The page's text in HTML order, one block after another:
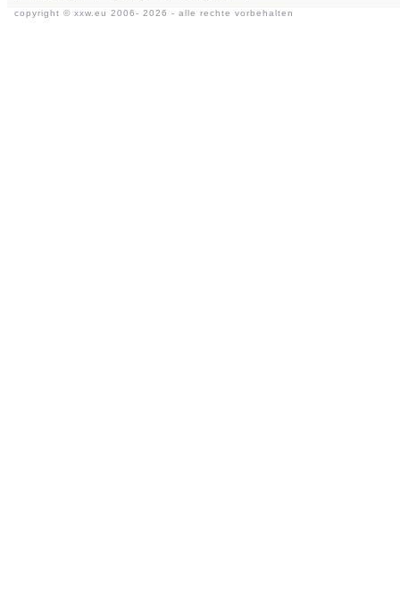
copyright © xxw.eu 2006- 2026 - alle rechte vorbehalten